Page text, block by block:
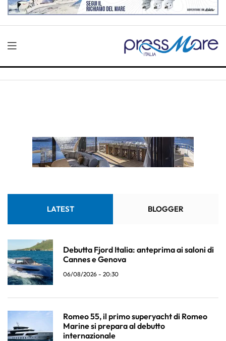
LATEST BLOGGER
Debutta Fjord Italia: anteprima ai saloni di
Cannes e Genova
06/08/2026 - 20:30
Romeo 55, il primo superyacht di Romeo
Marine si prepara al debutto
internazionale